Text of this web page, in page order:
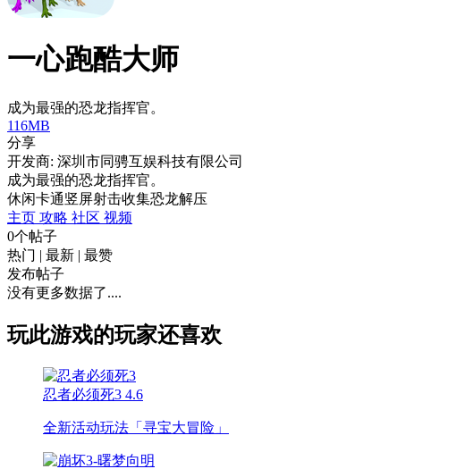
一心跑酷大师
成为最强的恐龙指挥官。
116MB
分享
开发商: 深圳市同骋互娱科技有限公司
成为最强的恐龙指挥官。
休闲卡通竖屏射击收集恐龙解压
主页 攻略 社区 视频
0个帖子
热门 | 最新 | 最赞
发布帖子
没有更多数据了....
玩此游戏的玩家还喜欢
忍者必须死3 4.6
全新活动玩法「寻宝大冒险」